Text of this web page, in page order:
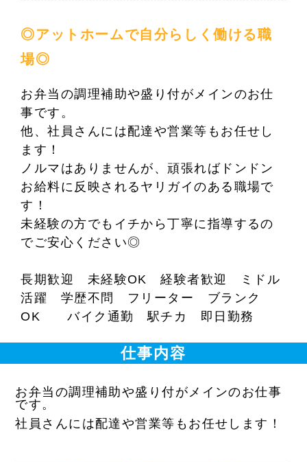
◎アットホームで自分らしく働ける職
場◎
お弁当の調理補助や盛り付がメインのお仕
事です。
他、社員さんには配達や営業等もお任せし
ます！
ノルマはありませんが、頑張ればドンドン
お給料に反映されるヤリガイのある職場で
す！
未経験の方でもイチから丁寧に指導するの
でご安心ください◎
長期歓迎 未経験OK 経験者歓迎 ミドル
活躍 学歴不問 フリーター ブランク
OK バイク通勤 駅チカ 即日勤務
仕事内容
お弁当の調理補助や盛り付がメインのお仕事
です。
社員さんには配達や営業等もお任せします！